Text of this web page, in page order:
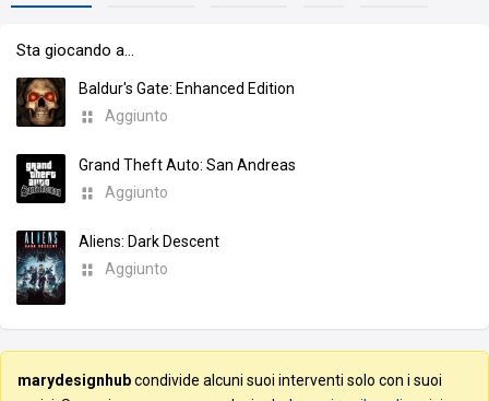
Sta giocando a…
Baldur's Gate: Enhanced Edition
Aggiunto
Grand Theft Auto: San Andreas
Aggiunto
Aliens: Dark Descent
Aggiunto
marydesignhubcondivide alcuni suoi interventi solo con i suoi